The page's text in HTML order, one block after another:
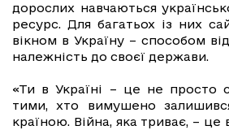
дорослих навчаються
ресурс. Для багатьох із них
вікном в Україну – способом
належність до своєї держави.
«Ти в Україні – це не просто
тими, хто вимушено
країною. Війна, яка триває, – це